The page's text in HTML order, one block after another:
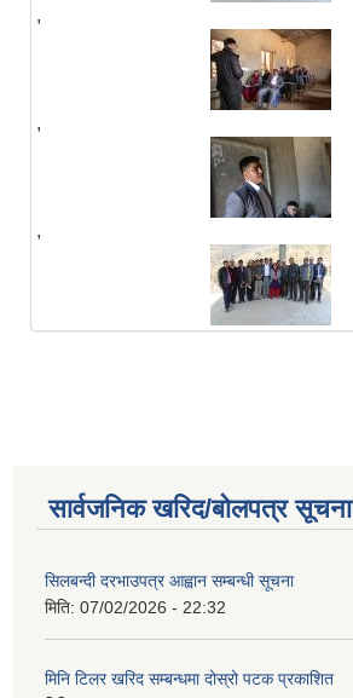
,
,
,
सार्वजनिक खरिद/बोलपत्र सूचना
सिलबन्दी दरभाउपत्र आह्वान सम्बन्धी सूचना
मिति: 07/02/2026 - 22:32
मिनि टिलर खरिद सम्बन्धमा दोस्रो पटक प्रकाशित